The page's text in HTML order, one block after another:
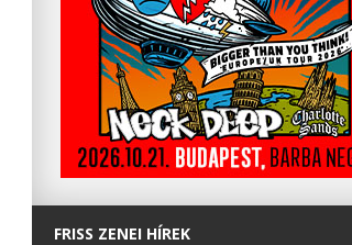
FRISS ZENEI HÍREK